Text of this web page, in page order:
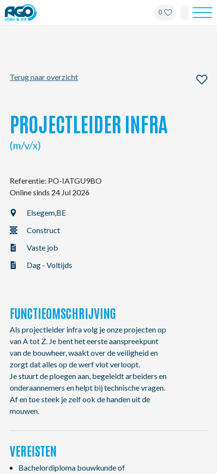
0
Contact
NL FR EN
Terug naar overzicht
PROJECTLEIDER INFRA
(m/v/x)
Referentie: PO-IATGU9BO
Online sinds 24 Jul 2026
Elsegem,BE
Construct
Vaste job
Dag - Voltijds
FUNCTIEOMSCHRIJVING
Als projectleider infra volg je onze projecten op
van A tot Z. Je bent het eerste aanspreekpunt
van de bouwheer, waakt over de veiligheid en
zorgt dat alles op de werf vlot verloopt.
Je stuurt de ploegen aan, begeleidt arbeiders en
onderaannemers en helpt bij technische vragen.
Af en toe steek je zelf ook de handen uit de
mouwen.
VEREISTEN
Bachelordiploma bouwkunde of